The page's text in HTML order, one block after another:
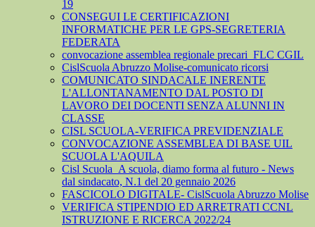
19
CONSEGUI LE CERTIFICAZIONI
INFORMATICHE PER LE GPS-SEGRETERIA
FEDERATA
convocazione assemblea regionale precari_FLC CGIL
CislScuola Abruzzo Molise-comunicato ricorsi
COMUNICATO SINDACALE INERENTE
L'ALLONTANAMENTO DAL POSTO DI
LAVORO DEI DOCENTI SENZA ALUNNI IN
CLASSE
CISL SCUOLA-VERIFICA PREVIDENZIALE
CONVOCAZIONE ASSEMBLEA DI BASE UIL
SCUOLA L'AQUILA
Cisl Scuola_A scuola, diamo forma al futuro - News
dal sindacato, N.1 del 20 gennaio 2026
FASCICOLO DIGITALE- CislScuola Abruzzo Molise
VERIFICA STIPENDIO ED ARRETRATI CCNL
ISTRUZIONE E RICERCA 2022/24